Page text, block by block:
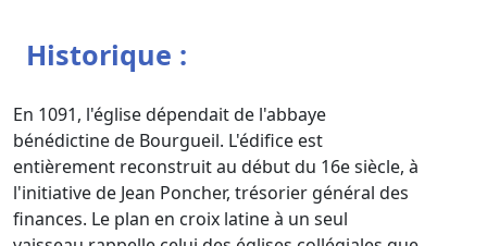
Historique :
En 1091, l'église dépendait de l'abbaye
bénédictine de Bourgueil. L'édifice est
entièrement reconstruit au début du 16e siècle, à
l'initiative de Jean Poncher, trésorier général des
finances. Le plan en croix latine à un seul